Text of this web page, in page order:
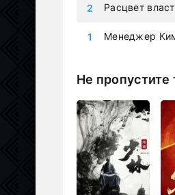
Менеджер
Расцвет
Не пропустите